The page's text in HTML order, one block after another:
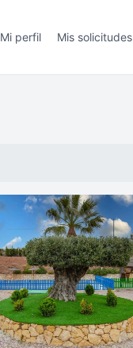
Mi perfil Mis solicitudes